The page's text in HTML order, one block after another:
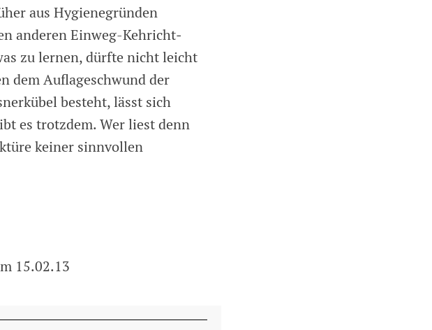
aus Hygienegründen
anderen Einweg-Kehricht­
zu lernen, dürfte nicht leicht
dem Auflageschwund der
besteht, lässt sich
es trotzdem. Wer liest denn
keiner sinnvollen
15.02.13